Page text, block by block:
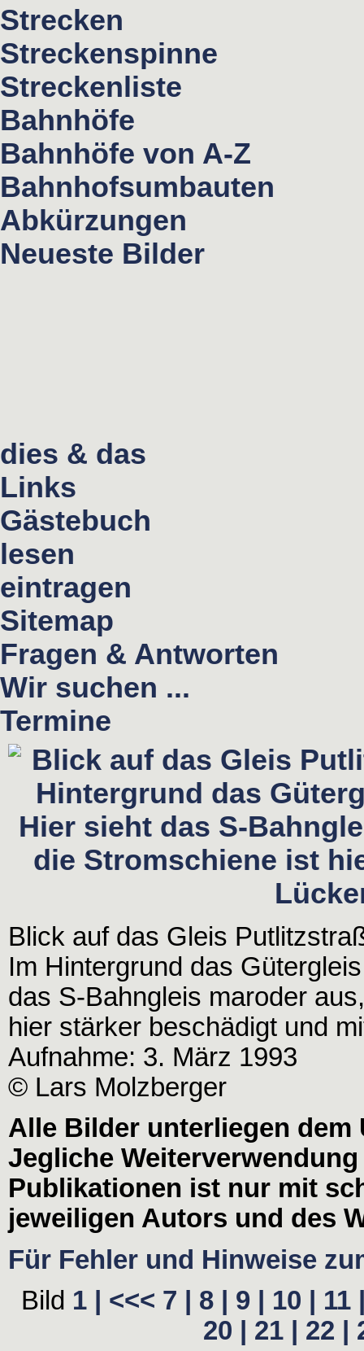
Strecken
Streckenspinne
Streckenliste
Bahnhöfe
Bahnhöfe von A-Z
Bahnhofsumbauten
Abkürzungen
Neueste Bilder
dies & das
Links
Gästebuch
lesen
eintragen
Sitemap
Fragen & Antworten
Wir suchen ...
Termine
Blick auf das Gleis
Im Hintergrund das
das S-Bahngleis maroder
hier stärker beschädigt und
Aufnahme: 3. März 1993
© Lars Molzberger
Alle Bilder unterliegen dem
Jegliche
Publikationen ist nur mit
jeweiligen Autors und des
Für Fehler und Hinweise
Bild 1 | <<< 7 | 8 | 9 | 10 |
11
20 |
21 | 22 |